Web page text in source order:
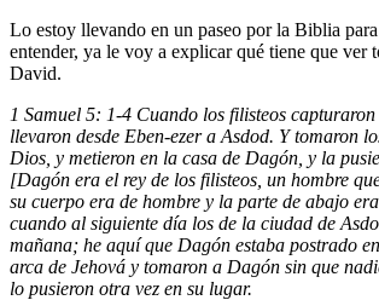
Lo estoy llevando en un paseo por la Biblia
entender, ya le voy a explicar qué tiene que ver
David.
1 Samuel 5: 1-4 Cuando los filisteos
llevaron desde Eben-ezer a Asdod. Y tomaron
Dios, y metieron en la casa de Dagón, y la
[Dagón era el rey de los filisteos, un hombre
su cuerpo era de hombre y la parte de abajo
cuando al siguiente día los de la ciudad de
mañana; he aquí que Dagón estaba postrado
arca de Jehová y tomaron a Dagón sin que
lo pusieron otra vez en su lugar.